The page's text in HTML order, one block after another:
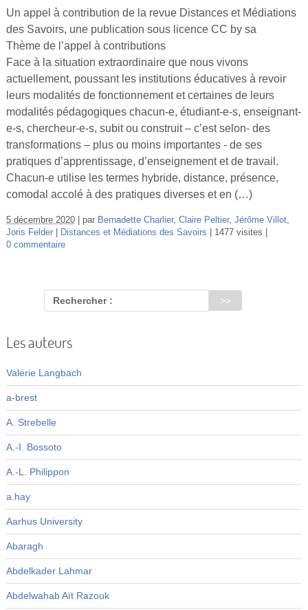
Un appel à contribution de la revue Distances et Médiations
des Savoirs, une publication sous licence CC by sa
Thème de l’appel à contributions
Face à la situation extraordinaire que nous vivons
actuellement, poussant les institutions éducatives à revoir
leurs modalités de fonctionnement et certaines de leurs
modalités pédagogiques chacun-e, étudiant-e-s, enseignant-
e-s, chercheur-e-s, subit ou construit – c’est selon- des
transformations – plus ou moins importantes - de ses
pratiques d’apprentissage, d’enseignement et de travail.
Chacun-e utilise les termes hybride, distance, présence,
comodal accolé à des pratiques diverses et en (…)
5 décembre 2020 par Bernadette Charlier, Claire Peltier, Jérôme Villot,
Joris Felder
Distances et Médiations des Savoirs
1477 visites
0 commentaire
Rechercher :
Les auteurs
Valérie Langbach
a-brest
A. Strebelle
A.-I. Bossoto
A.-L. Philippon
a.hay
Aarhus University
Abaragh
Abdelkader Lahmar
Abdelwahab Aït Razouk